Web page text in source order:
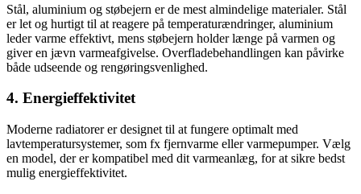
Stål, aluminium og støbejern er de mest almindelige materialer. Stål
er let og hurtigt til at reagere på temperaturændringer, aluminium
leder varme effektivt, mens støbejern holder længe på varmen og
giver en jævn varmeafgivelse. Overfladebehandlingen kan påvirke
både udseende og rengøringsvenlighed.
4. Energieffektivitet
Moderne radiatorer er designet til at fungere optimalt med
lavtemperatursystemer, som fx fjernvarme eller varmepumper. Vælg
en model, der er kompatibel med dit varmeanlæg, for at sikre bedst
mulig energieffektivitet.